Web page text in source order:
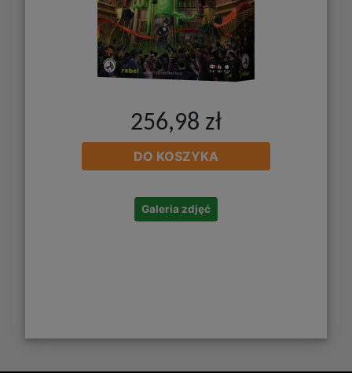
256,98 zł
DO KOSZYKA
Galeria zdjęć